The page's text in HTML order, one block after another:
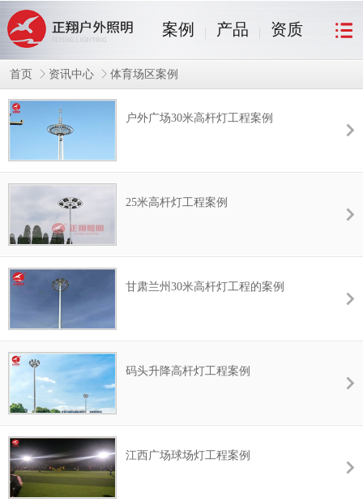
案例 产品 资质
首页 资讯中心 体育场区案例
户外广场30米高杆灯工程案例
25米高杆灯工程案例
甘肃兰州30米高杆灯工程的案例
码头升降高杆灯工程案例
江西广场球场灯工程案例